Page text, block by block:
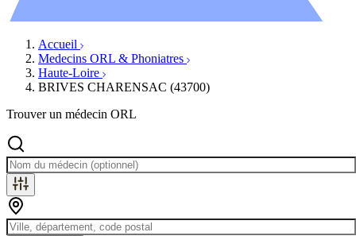
Accueil
Medecins ORL & Phoniatres
Haute-Loire
BRIVES CHARENSAC (43700)
Trouver un médecin ORL